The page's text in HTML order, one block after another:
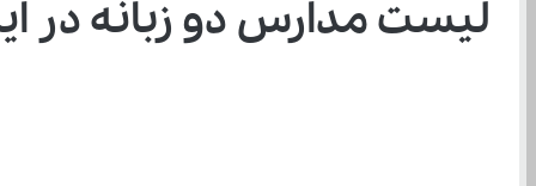
لیست مدارس دو زبانه در